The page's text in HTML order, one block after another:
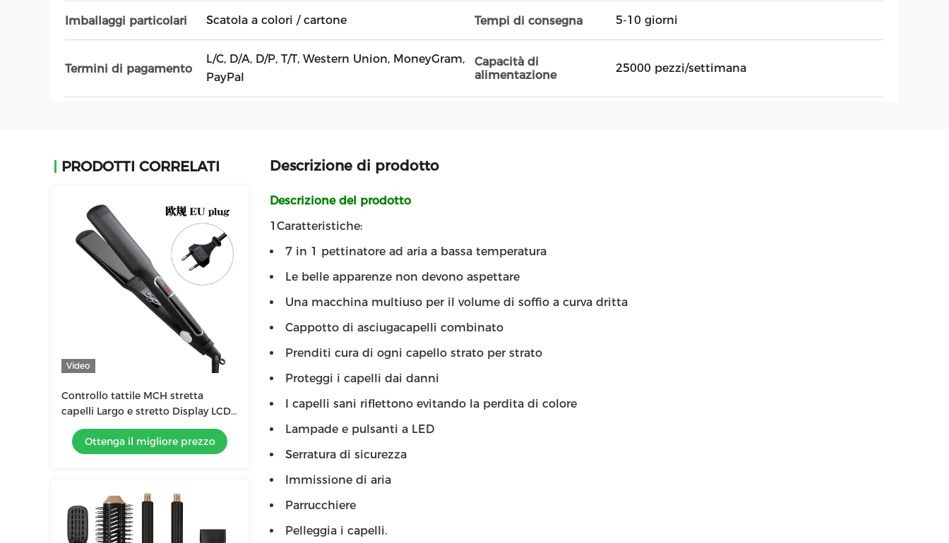
Imballaggi particolari Scatola a colori / cartone Tempi di consegna 5-10 giorni
Termini di pagamento
L/C, D/A, D/P, T/T, Western Union, MoneyGram,
PayPal
Capacità di
alimentazione
25000 pezzi/settimana
PRODOTTI CORRELATI
Video
Controllo tattile MCH stretta
capelli Largo e stretto Display LCD
multi dimensione
Ottenga il migliore prezzo
Descrizione di prodotto
Descrizione del prodotto
1Caratteristiche:
7 in 1 pettinatore ad aria a bassa temperatura
Le belle apparenze non devono aspettare
Una macchina multiuso per il volume di soffio a curva dritta
Cappotto di asciugacapelli combinato
Prenditi cura di ogni capello strato per strato
Proteggi i capelli dai danni
I capelli sani riflettono evitando la perdita di colore
Lampade e pulsanti a LED
Serratura di sicurezza
Immissione di aria
Parrucchiere
Pelleggia i capelli.